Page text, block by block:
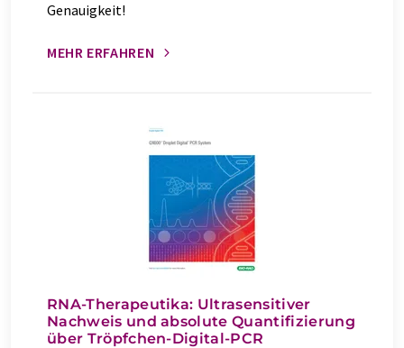
Genauigkeit!
MEHR ERFAHREN
RNA-Therapeutika: Ultrasensitiver
Nachweis und absolute Quantifizierung
über Tröpfchen-Digital-PCR